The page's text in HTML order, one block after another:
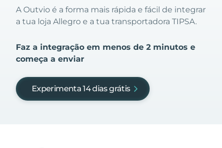
A Outvio é a forma mais rápida e fácil de integrar
a tua loja Allegro e a tua transportadora TIPSA.
Faz a integração em menos de 2 minutos e
começa a enviar
Experimenta 14 dias grátis